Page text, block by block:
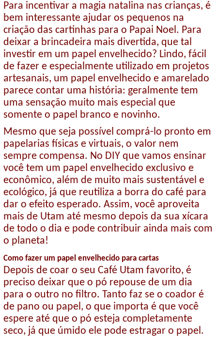
Para incentivar a magia natalina nas crianças, é
bem interessante ajudar os pequenos na
criação das cartinhas para o Papai Noel. Para
deixar a brincadeira mais divertida, que tal
investir em um papel envelhecido? Lindo, fácil
de fazer e especialmente utilizado em projetos
artesanais, um papel envelhecido e amarelado
parece contar uma história: geralmente tem
uma sensação muito mais especial que
somente o papel branco e novinho.
Mesmo que seja possível comprá-lo pronto em
papelarias físicas e virtuais, o valor nem
sempre compensa. No DIY que vamos ensinar
você tem um papel envelhecido exclusivo e
econômico, além de muito mais sustentável e
ecológico, já que reutiliza a borra do café para
dar o efeito esperado. Assim, você aproveita
mais de Utam até mesmo depois da sua xícara
de todo o dia e pode contribuir ainda mais com
o planeta!
Como fazer um papel envelhecido para cartas
Depois de coar o seu Café Utam favorito, é
preciso deixar que o pó repouse de um dia
para o outro no filtro. Tanto faz se o coador é
de pano ou papel, o que importa é que você
espere até que o pó esteja completamente
seco, já que úmido ele pode estragar o papel.